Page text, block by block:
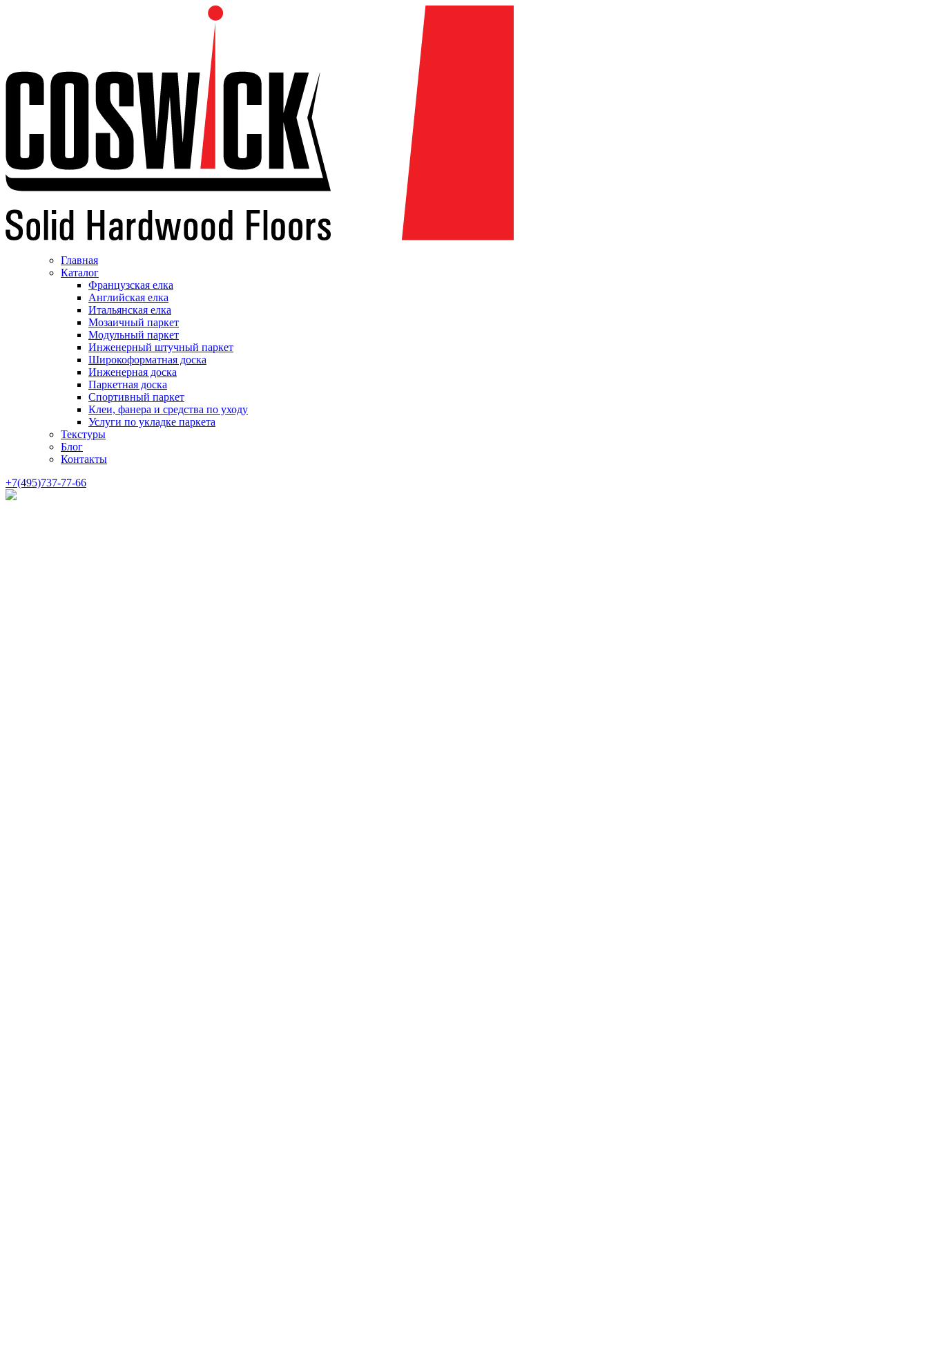
Главная
Каталог
Французская елка
Английская елка
Итальянская елка
Мозаичный паркет
Модульный паркет
Инженерный штучный паркет
Широкоформатная доска
Инженерная доска
Паркетная доска
Спортивный паркет
Клеи, фанера и средства по уходу
Услуги по укладке паркета
Текстуры
Блог
Контакты
+7(495)737-77-66